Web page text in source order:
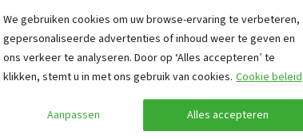
We gebruiken cookies om uw browse-ervaring te verbeteren,
gepersonaliseerde advertenties of inhoud weer te geven en
ons verkeer te analyseren. Door op ‘Alles accepteren’ te
klikken, stemt u in met ons gebruik van cookies. Cookie beleid
Aanpassen Alles accepteren